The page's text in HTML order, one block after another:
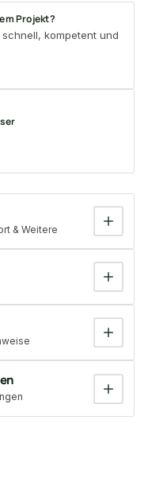
& Weitere
Projekt?
kompetent und